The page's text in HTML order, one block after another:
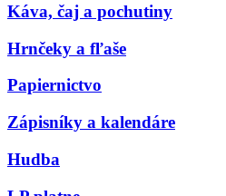
Káva, čaj a pochutiny
Hrnčeky a fľaše
Papiernictvo
Zápisníky a kalendáre
Hudba